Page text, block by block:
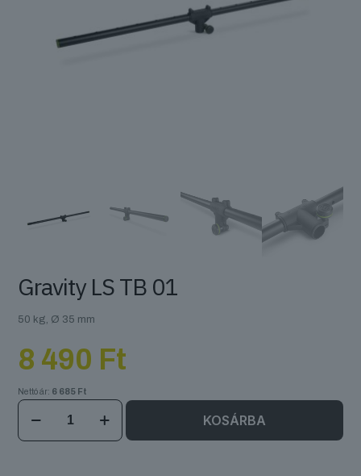
Gravity LS TB 01
50 kg, Ø 35 mm
8 490 Ft
Nettó ár: 6 685 Ft
Gravity
TB
KOSÁRBA